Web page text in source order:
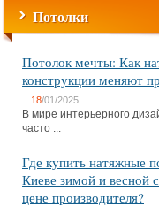
Потолки
Потолок мечты: Как
конструкции меняют
18/01/2025
В мире интерьерного
часто ...
Где купить натяжные
Киеве зимой и весной
цене производителя?